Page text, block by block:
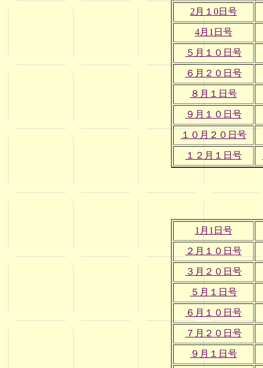
2月１0日号
4月1日号
５月１０日号
６月２０日号
８月１日号
９月１０日号
１０月２０日号
１２月１日号
1月1日号
２月１０日号
３月２０日号
５月１日号
６月１０日号
７月２０日号
９月１日号